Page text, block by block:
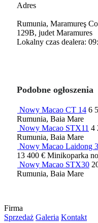
Adres
Rumunia, Maramureş
129B, judet Maramures
Lokalny czas dealera:
Podobne ogłoszenia
Nowy Macao CT 14 6
Rumunia, Baia Mare
Nowy Macao STX11 4
Rumunia, Baia Mare
Nowy Macao Laidong
13 400 € Minikoparka
Nowy Macao STX30
Rumunia, Baia Mare
Firma
Sprzedaż Galeria Kontakt